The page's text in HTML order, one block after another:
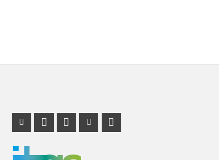
Instagram Profil
Profil Mastodon
LinkedIn Profil
Youtube Profil
RSS-Link